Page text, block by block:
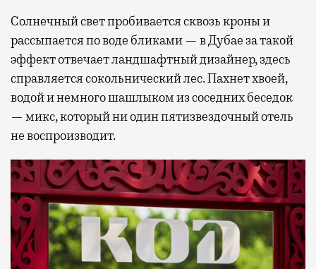
Солнечный свет пробивается сквозь кроны и
рассыпается по воде бликами — в Дубае за такой
эффект отвечает ландшафтный дизайнер, здесь
справляется сокольнический лес. Пахнет хвоей,
водой и немного шашлыком из соседних беседок
— микс, который ни один пятизвездочный отель
не воспроизводит.